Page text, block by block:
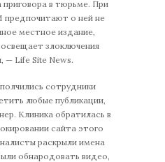
в тюрьме. При
о ней не
местное издание,
злоключения
— Life Site News.
сотрудники
любые публикации,
Клиника обратилась в
сайта этого
раскрыли имена
обнародовать видео,